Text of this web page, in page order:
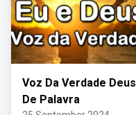
Voz Da Verdade Deus
De Palavra